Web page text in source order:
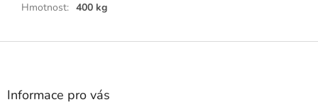
Hmotnost: 400 kg
Z
Informace pro vás